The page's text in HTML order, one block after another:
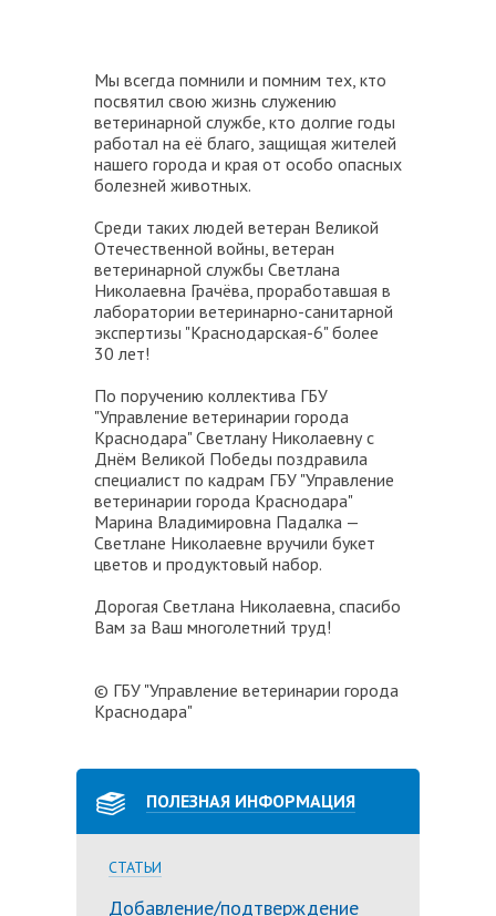
Мы всегда помнили и помним тех, кто
посвятил свою жизнь служению
ветеринарной службе, кто долгие годы
работал на её благо, защищая жителей
нашего города и края от особо опасных
болезней животных.
Среди таких людей ветеран Великой
Отечественной войны, ветеран
ветеринарной службы Светлана
Николаевна Грачёва, проработавшая в
лаборатории ветеринарно-санитарной
экспертизы "Краснодарская-6" более
30 лет!
По поручению коллектива ГБУ
"Управление ветеринарии города
Краснодара" Светлану Николаевну с
Днём Великой Победы поздравила
специалист по кадрам ГБУ "Управление
ветеринарии города Краснодара"
Марина Владимировна Падалка —
Светлане Николаевне вручили букет
цветов и продуктовый набор.
Дорогая Светлана Николаевна, спасибо
Вам за Ваш многолетний труд!
© ГБУ "Управление ветеринарии города
Краснодара"
ПОЛЕЗНАЯ ИНФОРМАЦИЯ
СТАТЬИ
Добавление/подтверждение